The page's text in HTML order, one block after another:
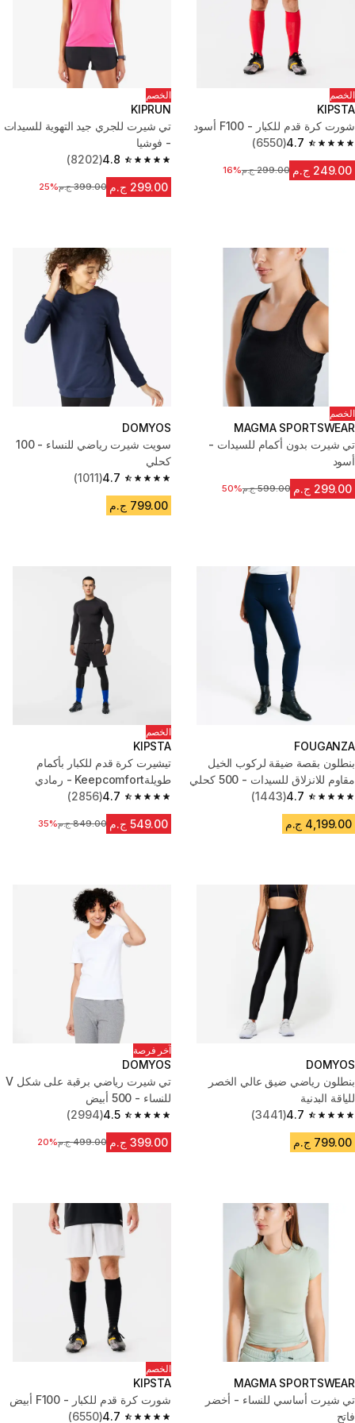
الخصم
KIPSTA
شورت كرة قدم للكبار - F100 أسود
4.7
4.7 out of 5 stars from 6550 reviews
(6550)
249.00 ج.م السعر قبل التخفيض
299.00 ج.م 16%
الخصم
KIPRUN
تي شيرت للجري جيد التهوية للسيدات
- فوشيا
4.8
4.8 out of 5 stars from 8202 reviews
(8202)
299.00 ج.م السعر قبل التخفيض
399.00 ج.م 25%
الخصم
MAGMA SPORTSWEAR
تي شيرت بدون أكمام للسيدات -
أسود
299.00 ج.م السعر قبل التخفيض
599.00 ج.م 50%
DOMYOS
سويت شيرت رياضي للنساء - 100
كحلي
4.7
4.7 out of 5 stars from 1011 reviews
(1011)
799.00 ج.م
FOUGANZA
بنطلون بقصة ضيقة لركوب الخيل
مقاوم للانزلاق للسيدات - 500 كحلي
4.7
4.7 out of 5 stars from 1443 reviews
(1443)
4,199.00 ج.م
الخصم
KIPSTA
تيشيرت كرة قدم للكبار بأكمام
طويلةKeepcomfort - رمادي
4.7
4.7 out of 5 stars from 2856 reviews
(2856)
549.00 ج.م السعر قبل التخفيض
849.00 ج.م 35%
DOMYOS
بنطلون رياضي ضيق عالي الخصر
للياقة البدنية
4.7
4.7 out of 5 stars from 3441 reviews
(3441)
799.00 ج.م
آخر فرصة
DOMYOS
تي شيرت رياضي برقبة على شكل V
للنساء - 500 أبيض
4.5
4.5 out of 5 stars from 2994 reviews
(2994)
399.00 ج.م السعر قبل التخفيض
499.00 ج.م 20%
MAGMA SPORTSWEAR
تي شيرت أساسي للنساء - أخضر
فاتح
الخصم
KIPSTA
شورت كرة قدم للكبار - F100 أبيض
4.7
(6550)